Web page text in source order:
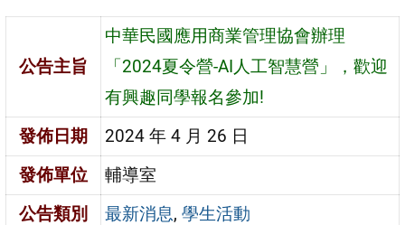
公告主旨
中華民國應用商業管理協會辦理
「2024夏令營-AI人工智慧營」，歡迎
有興趣同學報名參加!
發佈日期
2024 年 4 月 26 日
發佈單位
輔導室
公告類別
最新消息,學生活動